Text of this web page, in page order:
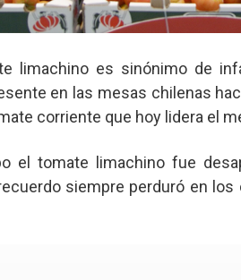
limachino es sinónimo de
en las mesas chilenas
corriente que hoy lidera el
el tomate limachino fue
siempre perduró en